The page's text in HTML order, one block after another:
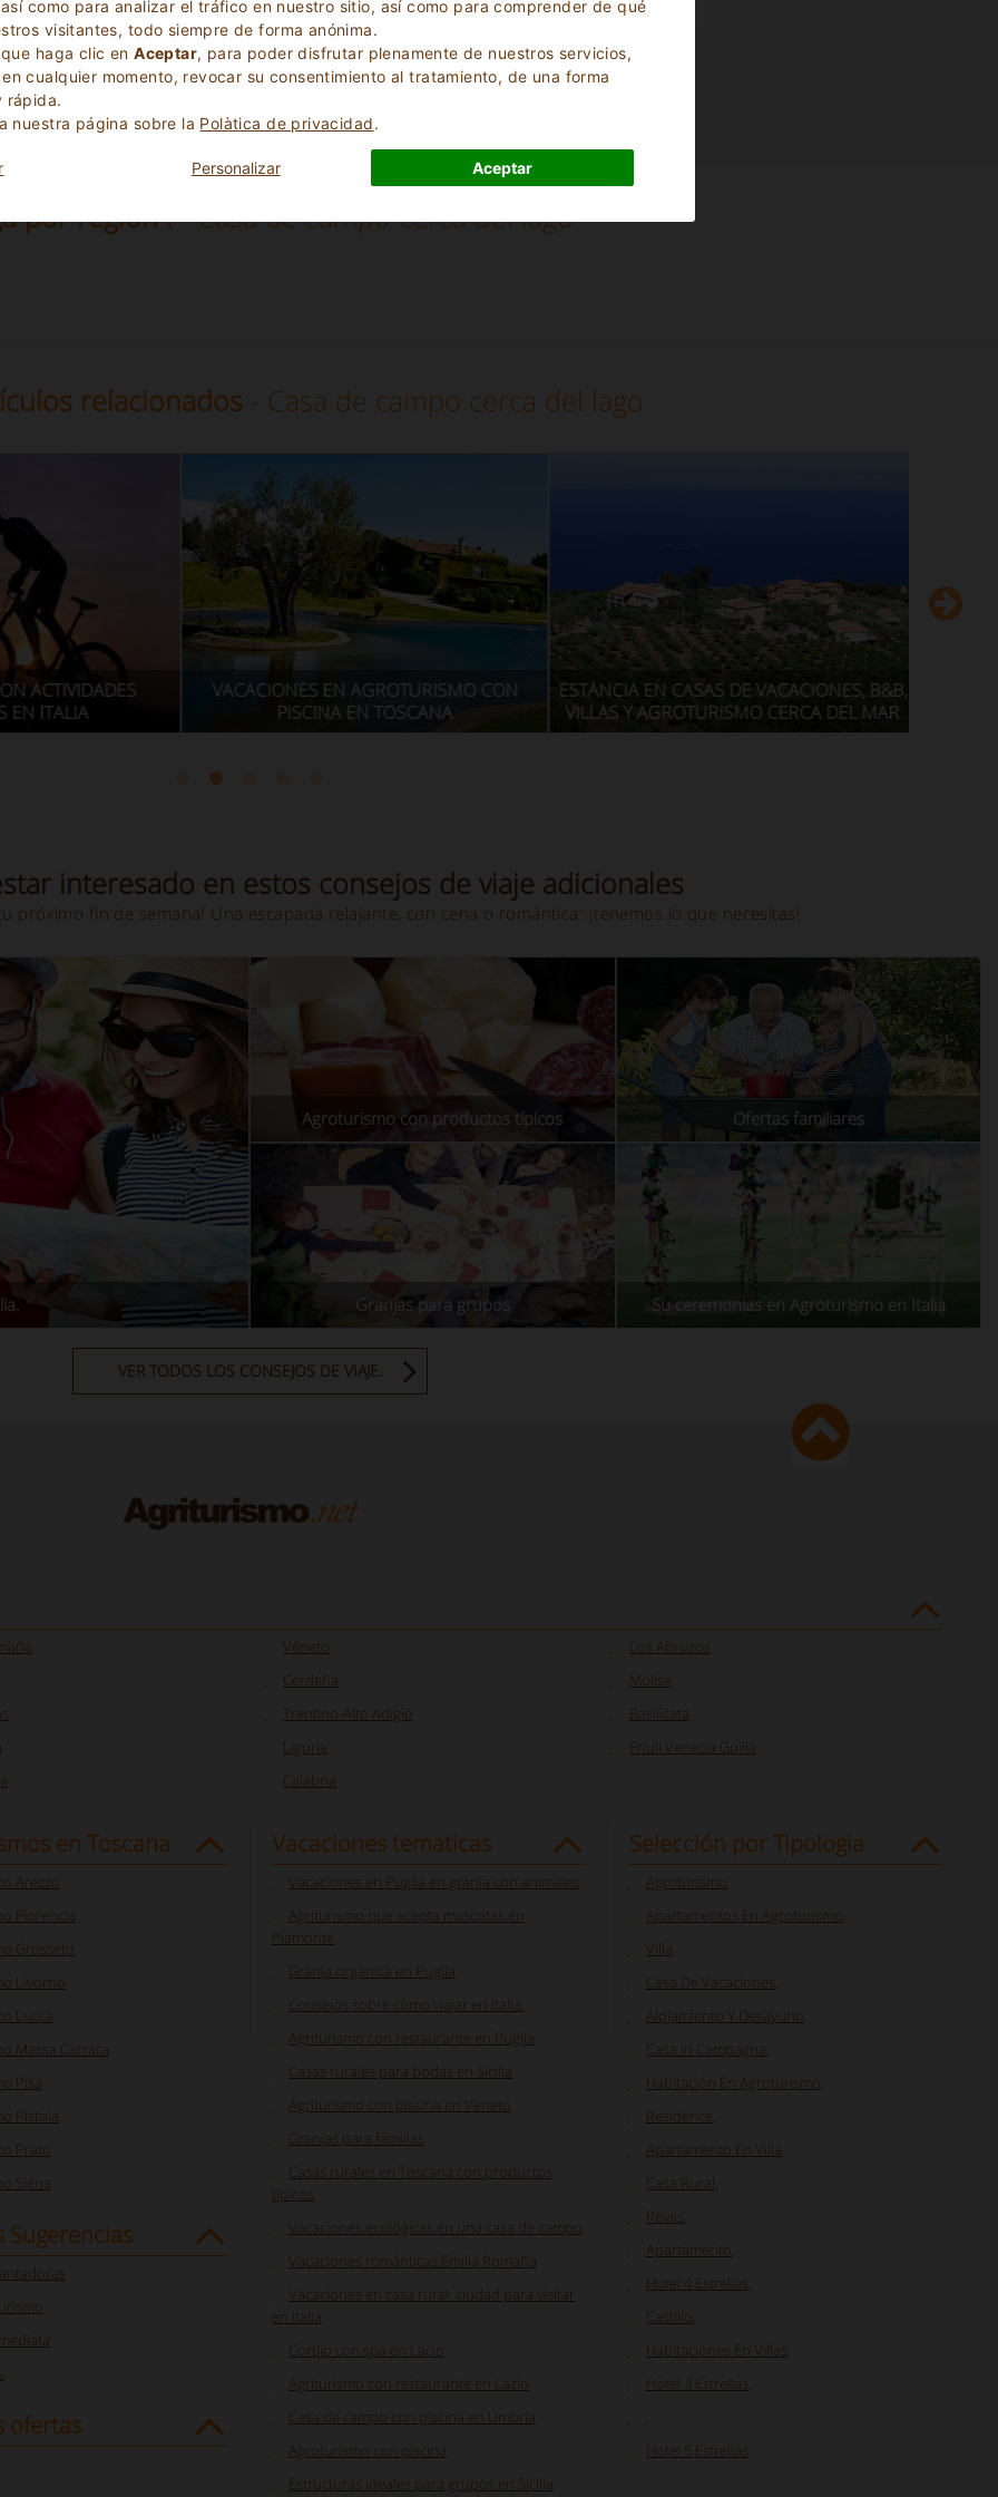
como para analizar el tráfico en nuestro sitio, así como para comprender de qué
visitantes, todo siempre de forma anónima.
que haga clic enAceptar, para poder disfrutar plenamente de nuestros servicios,
cualquier momento, revocar su consentimiento al tratamiento, de una forma
rápida.
nuestra página sobre la Polà­tica de privacidad.
Personalizar Aceptar
CONSULTAR DISPONIBILIDAD PARA SUS VACACIONES.
por región :- Casa de campo cerca del lago
relacionados - Casa de campo cerca del lago
VACACIONES EN AGROTURISMO CON
PISCINA EN TOSCANA
ESTANCIA EN CASAS DE VACACIONES, B&B,
VILLAS Y AGROTURISMO CERCA DEL MAR
VACACIONES CON
interesado en estos consejos de viaje adicionales
próximo fin de semana! Una escapada relajante, con cena o romántica: ¡tenemos lo que necesitas!
Agroturismo con productos típicos Ofertas familiares
Granjas para grupos Su ceremonias en Agroturismo en Italia
VER TODOS LOS CONSEJOS DE VIAJE.
Véneto
Cerdeña
Trentino-Alto Adigio
Liguria
Calabria
Los Abruzos
Molise
Basilicata
Friuli Venecia Guilia
en Toscana
Arezzo
Florencia
Grosseto
Livorno
Lucca
Massa Carrara
Pisa
Pistoia
Prato
Siena
Sugerencias
ofertas
Vacaciones tematicas
Vacaciones en Puglia en granja con animales
Agriturismo que acepta mascotas en
Piamonte
Granja orgánica en Puglia
Consejos sobre cómo viajar en Italia.
Agriturismo con restaurante en Puglia
Casas rurales para bodas en Sicilia
Agriturismo con piscina en Veneto
Granjas para familias
Casas rurales en Toscana con productos
típicos
Vacaciones ecológicas en una casa de campo
Vacaciones románticas Emilia Romaña
Vacaciones en casa rural: ciudad para visitar
en Italia
Cortijo con spa en Lacio
Agriturismo con restaurante en Lazio
Casa de campo con piscina en Umbría
Agroturismo con piscina
Estructuras ideales para grupos en Sicilia
Selección por Tipologia
Agroturismo
Apartamentos En Agroturismo
Villa
Casa De Vacaciones
Alojamiento Y Desayuno
Casa In Campagna
Habitación En Agroturismo
Residence
Apartamento En Villa
Casa Rural
Relais
Apartamento
Hotel 4 Estrellas
Castillo
Habitaciones En Villas
Hotel 3 Estrellas
Hotel 5 Estrellas